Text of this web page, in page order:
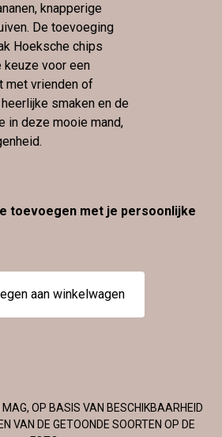
knapperige
De toevoeging
Hoeksche chips
keuze voor een
met vrienden of
smaken en de
in deze mooie mand,
toevoegen met je persoonlijke
aan winkelwagen
MAG, OP BASIS VAN BESCHIKBAARHEID
VAN DE GETOONDE SOORTEN OP DE